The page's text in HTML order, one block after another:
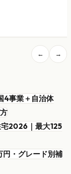
← →
4事業＋自治体
2026｜最大125
・グレード別補